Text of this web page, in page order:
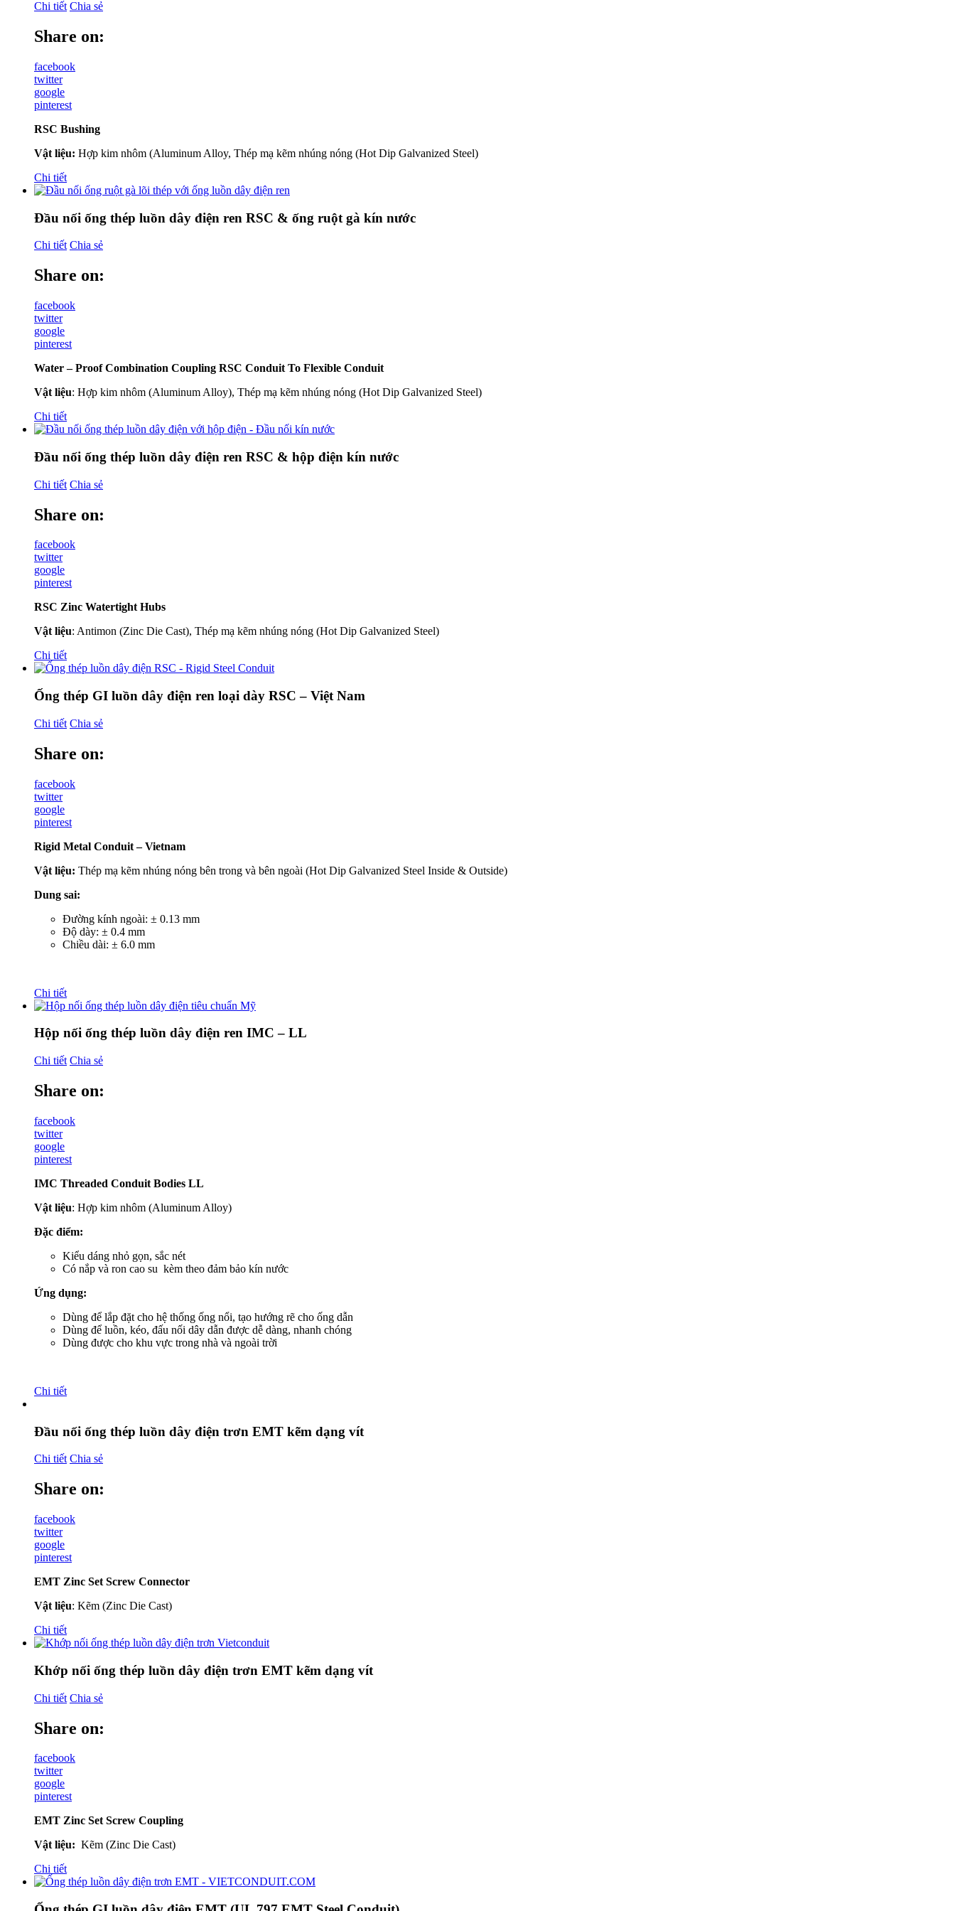
Chi tiết Chia sẻ
Share on:
facebook
twitter
google
pinterest
RSC Bushing
Vật liệu: Hợp kim nhôm (Aluminum Alloy, Thép mạ kẽm nhúng nóng (Hot Dip Galvanized Steel)
Chi tiết
Đầu nối ống thép luồn dây điện ren RSC & ống ruột gà kín nước
Chi tiết Chia sẻ
Share on:
facebook
twitter
google
pinterest
Water – Proof Combination Coupling RSC Conduit To Flexible Conduit
Vật liệu: Hợp kim nhôm (Aluminum Alloy), Thép mạ kẽm nhúng nóng (Hot Dip Galvanized Steel)
Chi tiết
Đầu nối ống thép luồn dây điện ren RSC & hộp điện kín nước
Chi tiết Chia sẻ
Share on:
facebook
twitter
google
pinterest
RSC Zinc Watertight Hubs
Vật liệu: Antimon (Zinc Die Cast), Thép mạ kẽm nhúng nóng (Hot Dip Galvanized Steel)
Chi tiết
Ống thép GI luồn dây điện ren loại dày RSC – Việt Nam
Chi tiết Chia sẻ
Share on:
facebook
twitter
google
pinterest
Rigid Metal Conduit – Vietnam
Vật liệu: Thép mạ kẽm nhúng nóng bên trong và bên ngoài (Hot Dip Galvanized Steel Inside & Outside)
Dung sai:
Đường kính ngoài: ± 0.13 mm
Độ dày: ± 0.4 mm
Chiều dài: ± 6.0 mm
Chi tiết
Hộp nối ống thép luồn dây điện ren IMC – LL
Chi tiết Chia sẻ
Share on:
facebook
twitter
google
pinterest
IMC Threaded Conduit Bodies LL
Vật liệu: Hợp kim nhôm (Aluminum Alloy)
Đặc điểm:
Kiểu dáng nhỏ gọn, sắc nét
Có nắp và ron cao su kèm theo đảm bảo kín nước
Ứng dụng:
Dùng để lắp đặt cho hệ thống ống nổi, tạo hướng rẽ cho ống dẫn
Dùng để luồn, kéo, đấu nối dây dẫn được dễ dàng, nhanh chóng
Dùng được cho khu vực trong nhà và ngoài trời
Chi tiết
Đầu nối ống thép luồn dây điện trơn EMT kẽm dạng vít
Chi tiết Chia sẻ
Share on:
facebook
twitter
google
pinterest
EMT Zinc Set Screw Connector
Vật liệu: Kẽm (Zinc Die Cast)
Chi tiết
Khớp nối ống thép luồn dây điện trơn EMT kẽm dạng vít
Chi tiết Chia sẻ
Share on:
facebook
twitter
google
pinterest
EMT Zinc Set Screw Coupling
Vật liệu: Kẽm (Zinc Die Cast)
Chi tiết